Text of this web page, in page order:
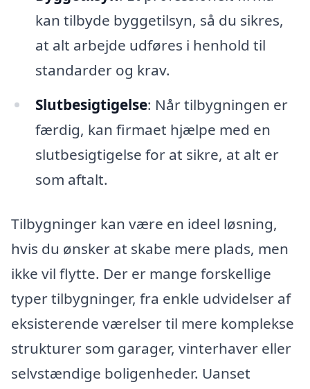
kan tilbyde byggetilsyn, så du sikres,
at alt arbejde udføres i henhold til
standarder og krav.
Slutbesigtigelse: Når tilbygningen er
færdig, kan firmaet hjælpe med en
slutbesigtigelse for at sikre, at alt er
som aftalt.
Tilbygninger kan være en ideel løsning,
hvis du ønsker at skabe mere plads, men
ikke vil flytte. Der er mange forskellige
typer tilbygninger, fra enkle udvidelser af
eksisterende værelser til mere komplekse
strukturer som garager, vinterhaver eller
selvstændige boligenheder. Uanset